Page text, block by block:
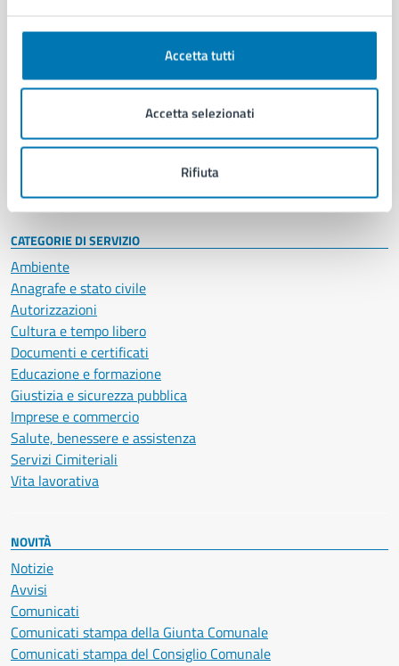
Accetta tutti
Accetta selezionati
Rifiuta
Organi di governo
Enti e fondazioni
Personale amministrativo
Intranet, posta aziendale e protocollo
CATEGORIE DI SERVIZIO
Ambiente
Anagrafe e stato civile
Autorizzazioni
Cultura e tempo libero
Documenti e certificati
Educazione e formazione
Giustizia e sicurezza pubblica
Imprese e commercio
Salute, benessere e assistenza
Servizi Cimiteriali
Vita lavorativa
NOVITÀ
Notizie
Avvisi
Comunicati
Comunicati stampa della Giunta Comunale
Comunicati stampa del Consiglio Comunale